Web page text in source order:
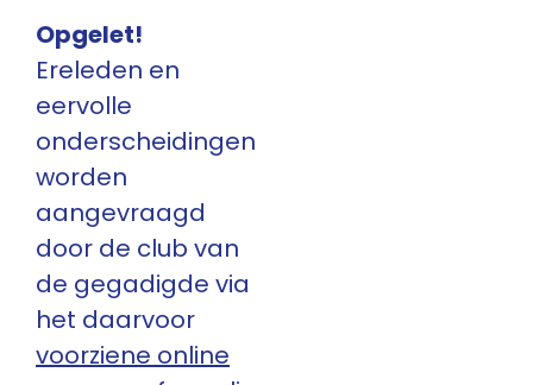
Opgelet!
Ereleden en
eervolle
onderscheidingen
worden
aangevraagd
door de club van
de gegadigde via
het daarvoor
voorziene online